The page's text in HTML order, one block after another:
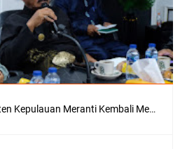
Pemerintah Kabupaten Kepulauan Meranti Kembali Merombak 3 Pejabat Eselon III. A Serta III. B